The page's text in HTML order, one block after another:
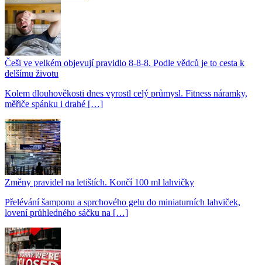
Češi ve velkém objevují pravidlo 8-8-8. Podle vědců je to cesta k
delšímu životu
Kolem dlouhověkosti dnes vyrostl celý průmysl. Fitness náramky,
měřiče spánku i drahé […]
Změny pravidel na letištích. Končí 100 ml lahvičky
Přelévání šamponu a sprchového gelu do miniaturních lahviček,
lovení průhledného sáčku na […]